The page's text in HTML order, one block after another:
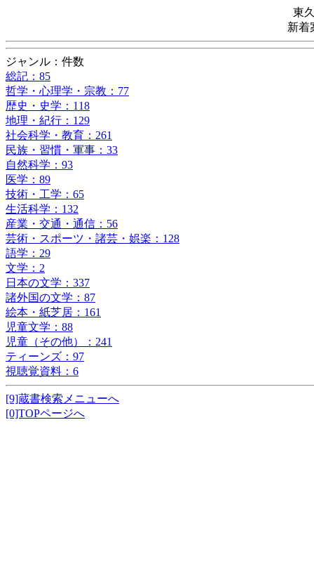
東
新着
ジャンル：件数
総記：85
哲学・心理学・宗教：77
歴史・史学：118
地理・紀行：129
社会科学・教育：261
民族・習慣・軍事：33
自然科学：93
医学：89
技術・工学：65
生活科学：132
産業・交通・通信：56
芸術・スポーツ・諸芸・娯楽：128
語学：29
文学：2
日本の文学：337
諸外国の文学：87
絵本・紙芝居：161
児童文学：88
児童（その他）：241
ティーンズ：97
視聴覚資料：6
[9]蔵書検索メニューへ
[0]TOPページへ